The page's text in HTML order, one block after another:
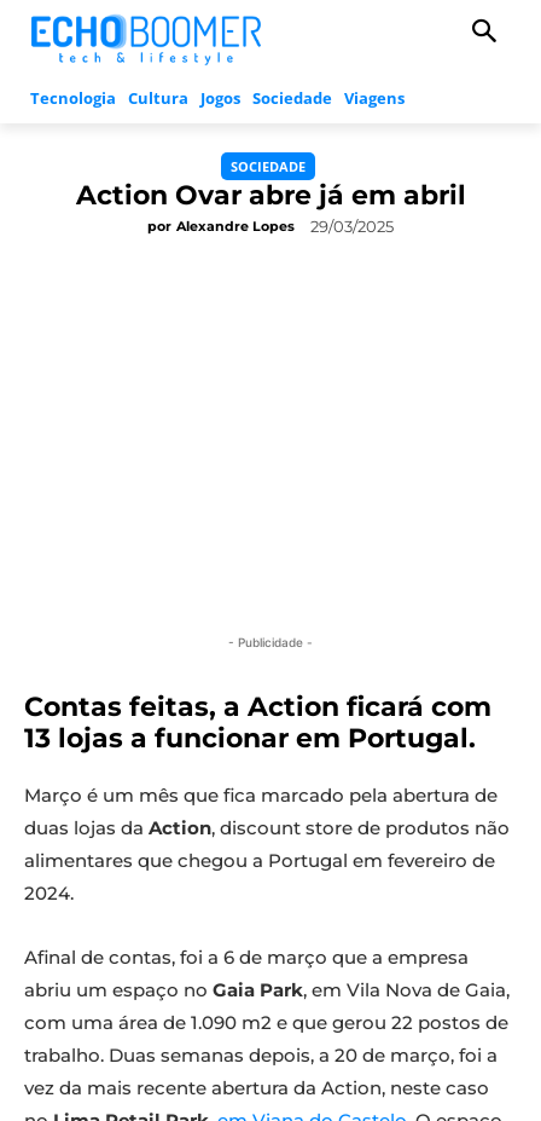
Tecnologia Cultura Jogos Sociedade Viagens
SOCIEDADE
Action Ovar abre já em abril
por Alexandre Lopes 29/03/2025
- Publicidade -
Contas feitas, a Action ficará com
13 lojas a funcionar em Portugal.
Março é um mês que fica marcado pela abertura de
duas lojas da Action, discount store de produtos não
alimentares que chegou a Portugal em fevereiro de
2024.
Afinal de contas, foi a 6 de março que a empresa
abriu um espaço no Gaia Park, em Vila Nova de Gaia,
com uma área de 1.090 m2 e que gerou 22 postos de
trabalho. Duas semanas depois, a 20 de março, foi a
vez da mais recente abertura da Action, neste caso